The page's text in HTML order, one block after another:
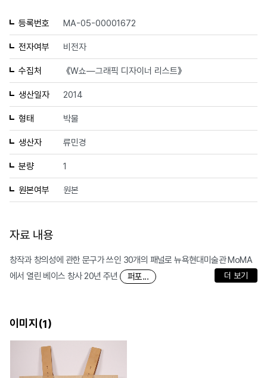
등록번호 MA-05-00001672
전자여부 비전자
수집처 《W쇼—그래픽 디자이너 리스트》
생산일자 2014
형태 박물
생산자 류민경
분량 1
원본여부 원본
자료 내용
창작과 창의성에 관한 문구가 쓰인 30개의 패널로 뉴욕현대미술관 MoMA
에서 열린 베이스 창사 20년 주년
퍼포... 더 보기
이미지(1)